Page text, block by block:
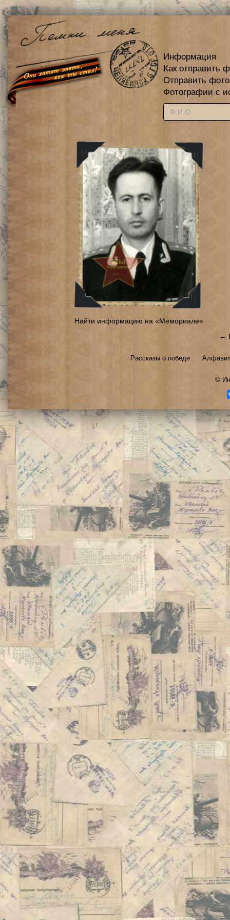
Информация
Как отправить
Отправить
Фотографии с
Найти информацию на «Мемориале»
←
Рассказы о победе
©